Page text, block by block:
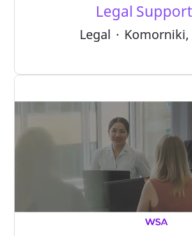
Legal
Legal · Komorniki,